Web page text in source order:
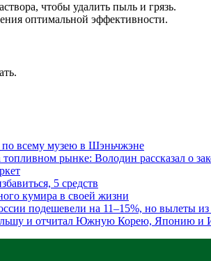
чтобы удалить пыль и грязь.
оптимальной эффективности.
всему музею в Шэньчжэне
рынке: Володин рассказал о
5 средств
кумира в своей жизни
подешевели на 11–15%, но вылеты
и отчитал Южную Корею, Японию и